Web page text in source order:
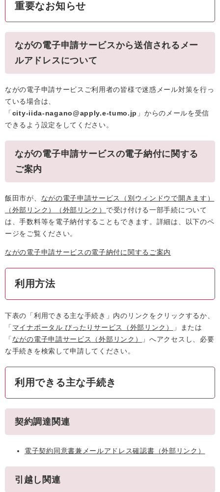
重要なお知らせ
ながの電子申請サービスから送信されるメー
ルアドレスについて
ながの電子申請サービスご利用者の皆様で迷惑メール対策を行っ
ている場合は、
「city-iida-nagano@apply.e-tumo.jp 」からのメールを受信
できるよう設定をしてください。
ながの電子申請サービスの電子納付に関する
ご案内
飯田市が、 ながの電子申請サービス（別ウィンドウで開きます）
（外部リンク）
（外部リンク） で受け付ける一部手続について
は、手数料等を電子納付することもできます。詳細は、以下のペ
ージをご覧ください。
ながの電子申請サービスの電子納付に関するご案内
利用方法
下表の「利用できる主な手続き」内のリンクをクリックするか、
「 マイナポータル ぴったりサービス （外部リンク）
」または
「 ながの電子申請サービス （外部リンク）
」へアクセスし、必要
な手続きを検索して申請してください。
利用できる主な手続き
契約調達関連
電子契約同意書兼メールアドレス確認書 （外部リンク）
引越し関連